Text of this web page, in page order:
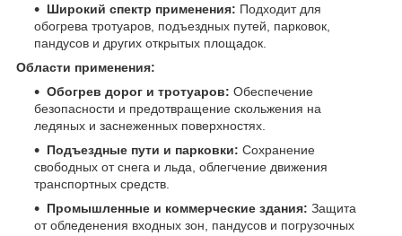
Широкий спектр применения: Подходит для
обогрева тротуаров, подъездных путей, парковок,
пандусов и других открытых площадок.
Области применения:
Обогрев дорог и тротуаров: Обеспечение
безопасности и предотвращение скольжения на
ледяных и заснеженных поверхностях.
Подъездные пути и парковки: Сохранение
свободных от снега и льда, облегчение движения
транспортных средств.
Промышленные и коммерческие здания: Защита
от обледенения входных зон, пандусов и погрузочных